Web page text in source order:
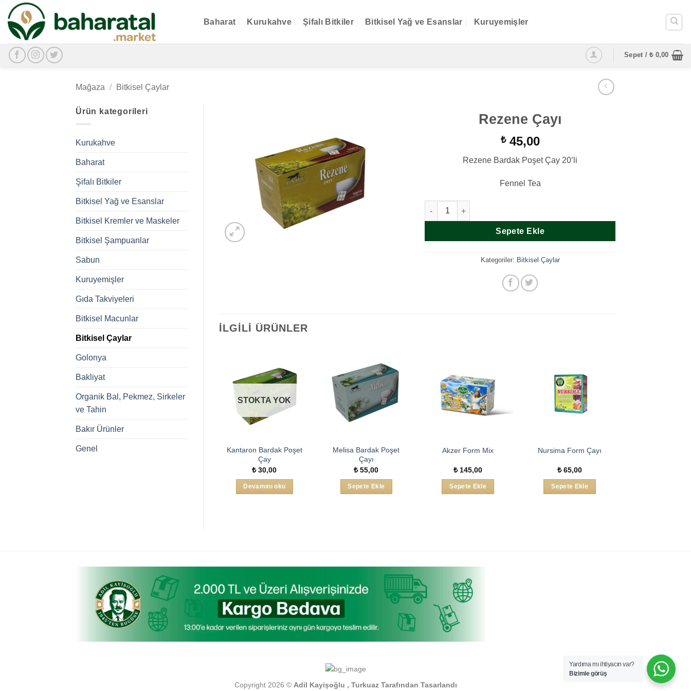
İçeriğe
atla
Baharat Kurukahve Şifalı Bitkiler Bitkisel Yağ ve Esanslar Kuruyemişler
Sepet /₺0,00
Mağaza / Bitkisel Çaylar
Ürün kategorileri
Kurukahve
Baharat
Şifalı Bitkiler
Bitkisel Yağ ve Esanslar
Bitkisel Kremler ve Maskeler
Bitkisel Şampuanlar
Sabun
Kuruyemişler
Gıda Takviyeleri
Bitkisel Macunlar
Bitkisel Çaylar
Golonya
Bakliyat
Organik Bal, Pekmez, Sirkeler
ve Tahin
Bakır Ürünler
Genel
Rezene Çayı
₺45,00
Rezene Bardak Poşet Çay 20’li
Fennel Tea
Rezene Çayı adet
Sepete Ekle
Kategoriler: Bitkisel Çaylar
İLGILI ÜRÜNLER
STOKTA YOK
Kantaron Bardak Poşet
Çay
₺30,00
Devamını oku
Melisa Bardak Poşet
Çayı
₺55,00
Sepete Ekle
Akzer Form Mix
₺145,00
Sepete Ekle
Nursima Form Çayı
₺65,00
Sepete Ekle
Atom Çayı
Copyright 2026 © Adil Kayişoğlu , Turkuaz Tarafından Tasarlandı
Yardıma mı ihtiyacın var?
Bizimle görüş